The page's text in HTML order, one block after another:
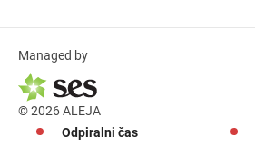
Managed by
© 2026 ALEJA
Odpiralni čas